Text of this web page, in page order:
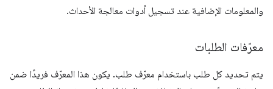
والمعلومات الإضافية عند تسجيل أدوات معالجة الأحداث.
معرّفات الطلبات
يتم تحديد كل طلب باستخدام معرّف طلب. يكون هذا المعرّف فريدًا ضمن